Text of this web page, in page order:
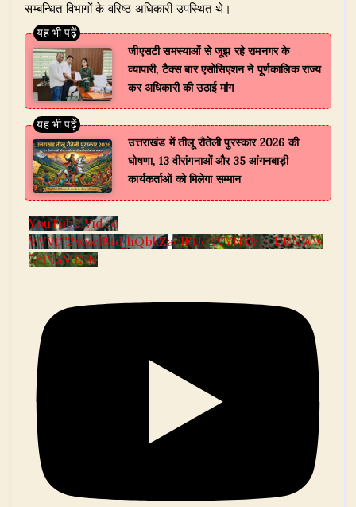
सम्बन्धित विभागों के वरिष्ठ अधिकारी उपस्थित थे।
जीएसटी समस्याओं से जूझ रहे रामनगर के
व्यापारी, टैक्स बार एसोसिएशन ने पूर्णकालिक राज्य
कर अधिकारी की उठाई मांग
उत्तराखंड में तीलू रौतेली पुरस्कार 2026 की
घोषणा, 13 वीरांगनाओं और 35 आंगनबाड़ी
कार्यकर्ताओं को मिलेगा सम्मान
YouTube Video
VVVtT2wzclBtdjhQbkZaclFUc2VYNXVnLlJRNWw
5clNaME5N